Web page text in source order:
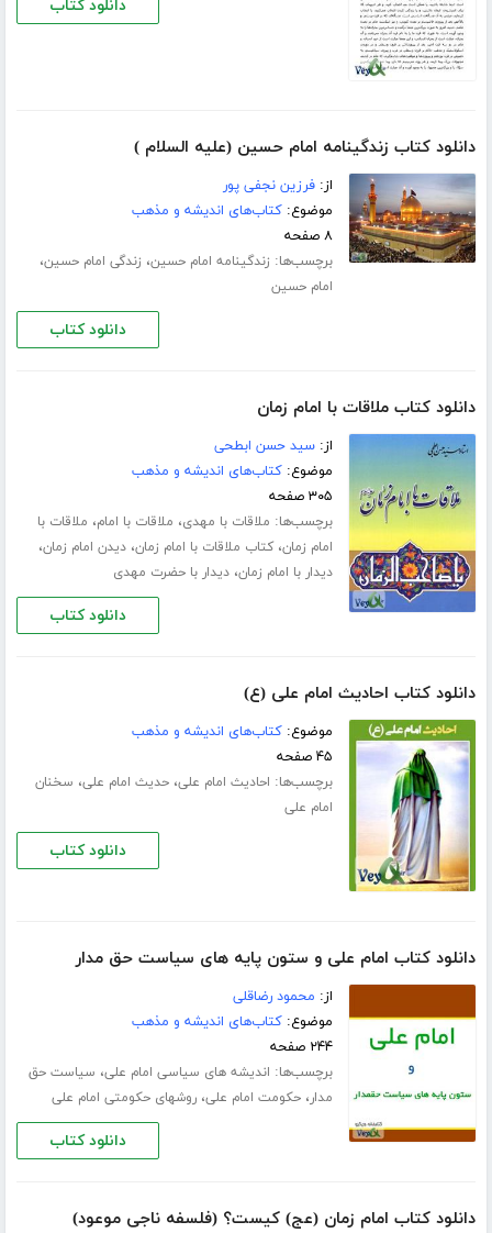
دانلود کتاب
دانلود کتاب زندگینامه امام حسین (علیه السلام )
از:فرزین نجفی پور
موضوع:کتاب‌های اندیشه و مذهب
۸ صفحه
برچسب‌ها: زندگینامه امام حسین، زندگی امام حسین،
امام حسین
دانلود کتاب
دانلود کتاب ملاقات با امام زمان
از:سید حسن ابطحی
موضوع:کتاب‌های اندیشه و مذهب
۳۰۵ صفحه
برچسب‌ها: ملاقات با مهدی، ملاقات با امام، ملاقات با
امام زمان،کتاب ملاقات با امام زمان،دیدن امام زمان،
دیدار با امام زمان،دیدار با حضرت مهدی
دانلود کتاب
دانلود کتاب احادیث امام علی (ع)
موضوع:کتاب‌های اندیشه و مذهب
۴۵ صفحه
برچسب‌ها: احادیث امام علی،حدیث امام علی، سخنان
امام علی
دانلود کتاب
دانلود کتاب امام علی و ستون پایه های سیاست حق مدار
از: محمود رضاقلی
موضوع:کتاب‌های اندیشه و مذهب
۲۴۴ صفحه
برچسب‌ها: اندیشه های سیاسی امام علی، سیاست حق
مدار،حکومت امام علی،روشهای حکومتی امام علی
دانلود کتاب
دانلود کتاب امام زمان (عج) کیست؟ (فلسفه ناجی موعود)